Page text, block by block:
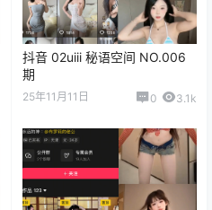
抖音 02uiii 秘语空间 NO.006
期
25年11月11日 0 3.1k